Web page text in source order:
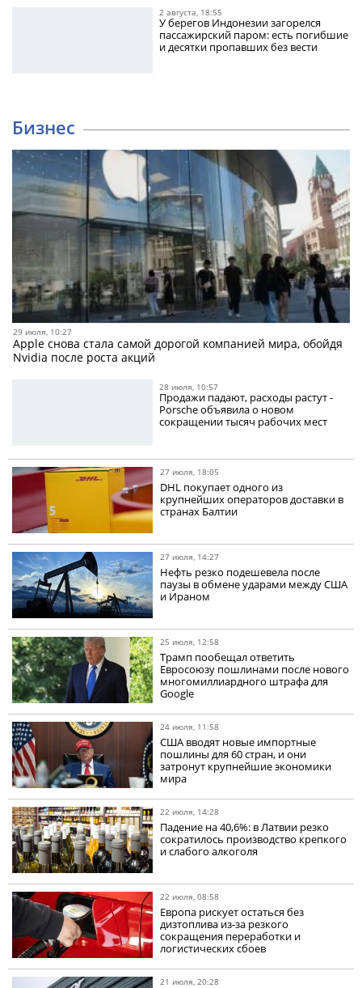
2 августа, 18:55
У берегов Индонезии загорелся
пассажирский паром: есть погибшие
и десятки пропавших без вести
Бизнес
29 июля, 10:27
Apple снова стала самой дорогой компанией мира, обойдя
Nvidia после роста акций
28 июля, 10:57
Продажи падают, расходы растут -
Porsche объявила о новом
сокращении тысяч рабочих мест
27 июля, 18:05
DHL покупает одного из
крупнейших операторов доставки в
странах Балтии
27 июля, 14:27
Нефть резко подешевела после
паузы в обмене ударами между США
и Ираном
25 июля, 12:58
Трамп пообещал ответить
Евросоюзу пошлинами после нового
многомиллиардного штрафа для
Google
24 июля, 11:58
США вводят новые импортные
пошлины для 60 стран, и они
затронут крупнейшие экономики
мира
22 июля, 14:28
Падение на 40,6%: в Латвии резко
сократилось производство крепкого
и слабого алкоголя
22 июля, 08:58
Европа рискует остаться без
дизтоплива из-за резкого
сокращения переработки и
логистических сбоев
21 июля, 20:28